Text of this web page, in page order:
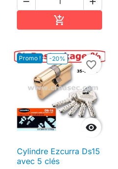

Promo ! -20%

favorite_border
Cylindre Ezcurra Ds15
avec 5 clés